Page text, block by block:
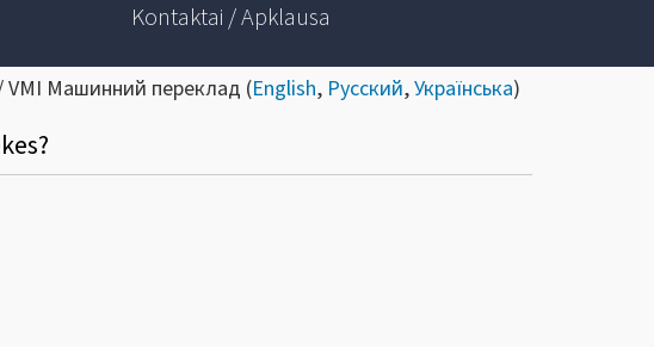
Kontaktai / Apklausa
Машинний переклад (English, Русский,Українська)